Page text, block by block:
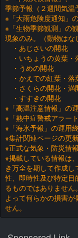
季節予報（２週間気温
※「大雨危険度通知」
※「生物季節観測」の
現象のみ。（動物はな
・あじさいの開花
・いちょうの黄葉・
・うめの開花
・かえでの紅葉・落
・さくらの開花・満
・すすきの開花
※「高温注意情報」の
※「熱中症警戒アラー
※「海氷予報」の運用
※集計関連ページの更
※正式な気象・防災情
※掲載している情報は
き万全を期して作成
性、即時性及び特定
るものではありませ
よって何らかの損害
せん。